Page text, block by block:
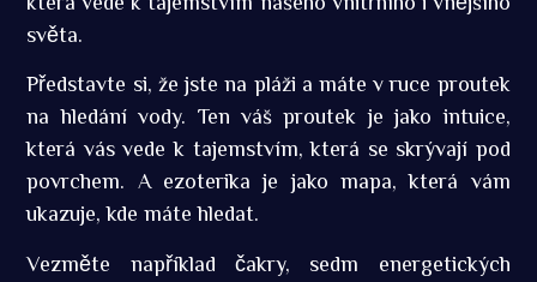
světa.
Představte si, že jste na pláži a máte v ruce proutek
na hledání vody. Ten váš proutek je jako intuice,
která vás vede k tajemstvím, která se skrývají pod
povrchem. A ezoterika je jako mapa, která vám
ukazuje, kde máte hledat.
Vezměte například čakry, sedm energetických